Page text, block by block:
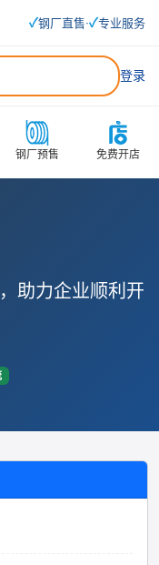
✓钢厂直售·✓专业服务
登录
钢厂预售 免费开店
助力企业顺利开